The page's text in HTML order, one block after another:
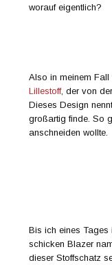
worauf eigentlich?
Also in meinem
Lillestoff, der von
Dieses Design
großartig finde. So
anschneiden wollte.
Bis ich eines Tages
schicken Blazer
dieser Stoffschatz